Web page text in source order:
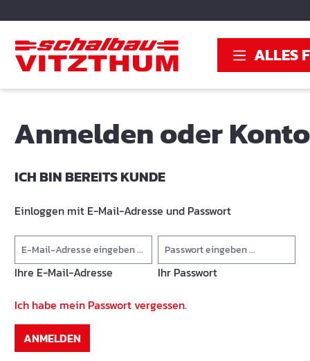
ALLES
Anmelden oder
ICH BIN BEREITS KUNDE
Einloggen mit E-Mail-Adresse und Passwort
Ihre E-Mail-Adresse
Ihr Passwort
Ich habe mein Passwort vergessen.
ANMELDEN